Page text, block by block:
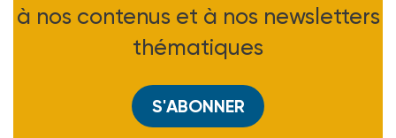
à nos contenus et à nos newsletters
thématiques
S'ABONNER